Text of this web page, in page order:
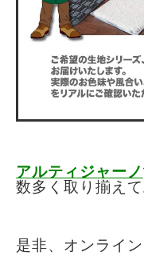
アルティジャーノ
数多く取り揃えて
是非、オンライ